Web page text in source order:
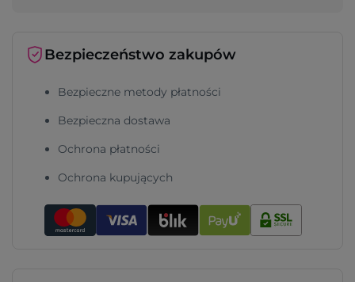
Bezpieczeństwo zakupów
Bezpieczne metody płatności
Bezpieczna dostawa
Ochrona płatności
Ochrona kupujących